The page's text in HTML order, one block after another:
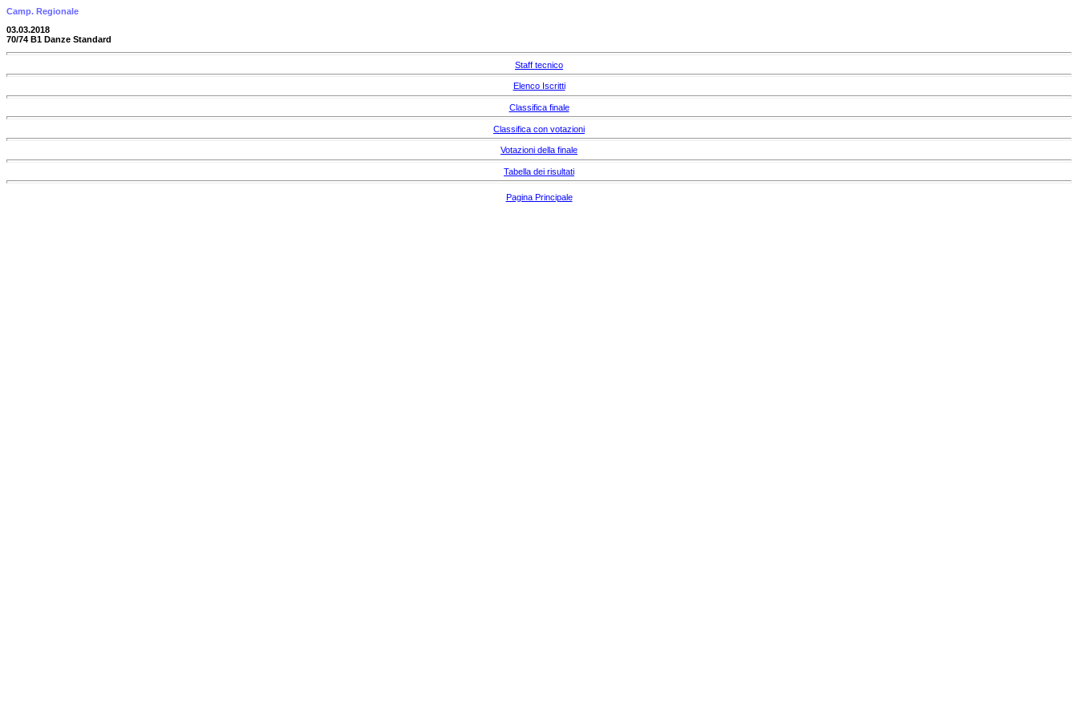
Camp. Regionale
03.03.2018
70/74 B1 Danze Standard
Staff tecnico
Elenco Iscritti
Classifica finale
Classifica con votazioni
Votazioni della finale
Tabella dei risultati
Pagina Principale